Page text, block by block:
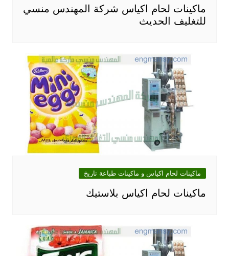
ماكينات لحام اكياس شركة المهندس منسي
للتغليف الحديث
ماكينات لحام اكياس و ماكينات طباعة تاريخ
ماكينات لحام اكياس بلاستيك‎